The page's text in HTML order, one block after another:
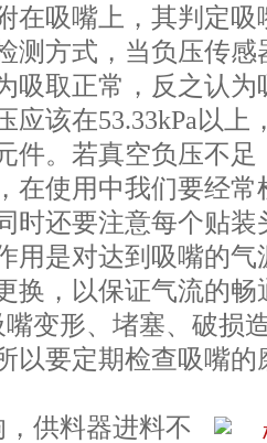
在吸嘴上，其判定
测方式，当负压传感
吸取正常，反之认
应该在53.33kPa以上
件。若真空负压不
在使用中我们要经
时还要注意每个贴
用是对达到吸嘴的
换，以保证气流的畅
变形、堵塞、破损
以要定期检查吸嘴的
供料器进料不